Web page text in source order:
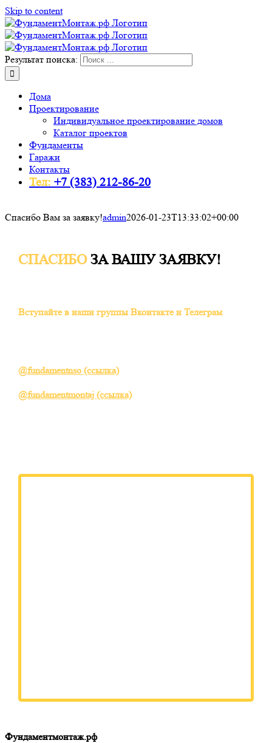
Skip to content
Результат поиска:
Дома
Проектирование
Индивидуальное проектирование домов
Каталог проектов
Фундаменты
Гаражи
Контакты
Тел: +7 (383) 212-86-20
Спасибо Вам за заявку!admin2026-01-23T13:33:02+00:00
СПАСИБОЗА ВАШУ ЗАЯВКУ!
Вступайте в наши группы Вконтакте и Телеграм, там
@fundamentnso (ссылка)
@fundamentmontaj (ссылка)
Фундаментмонтаж.рф